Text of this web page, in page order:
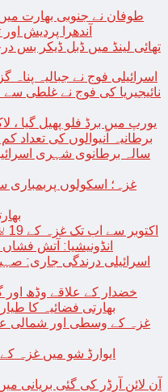
طوفان نے جنوبی بھارت
آندھرا پردیش
اسرائیلی فوج نے جبالیہ
نائیجیریا کی فوج نے غلطی سے
یورپ میں برڈ فلو پھیل گیا ،
برطانیہ آنیوالوں کی تعداد
7 اکتوبر سے اب تک غزہ کے 19 لاکھ شہری بے گھر ہوگئے
انڈونیشیا: آتش فشاں پھٹنے سے
اسرائیلی درندگی جاری:
خضدار کے علاقے وڈھ اور
بھارتی فضائیہ کا طیارہ گر کر
غزہ کے وسطی اور شمالی
آن لائن آرڈر کی گئی بریانی